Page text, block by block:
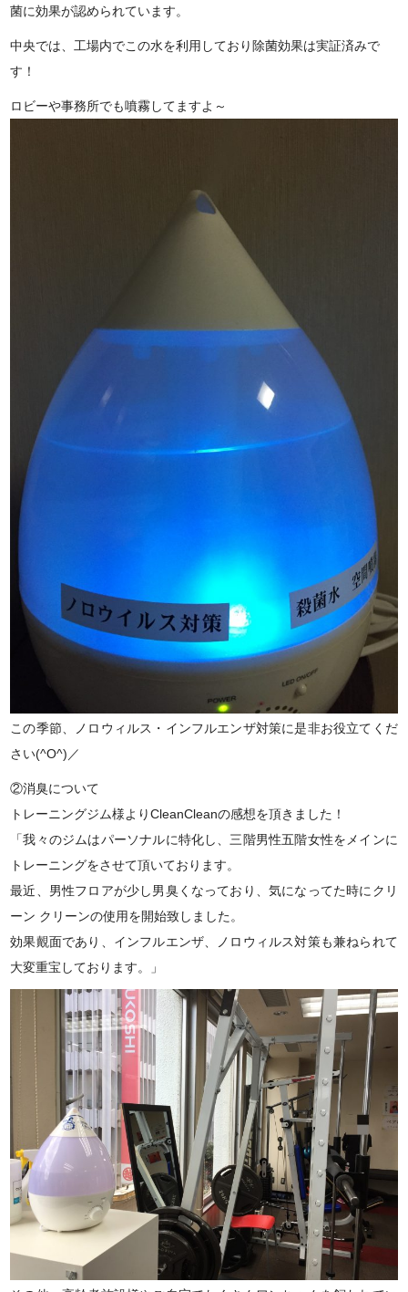
菌に効果が認められています。
中央では、工場内でこの水を利用しており除菌効果は実証済みで
す！
ロビーや事務所でも噴霧してますよ～
この季節、ノロウィルス・インフルエンザ対策に是非お役立てくだ
さい(^O^)／
②消臭について
トレーニングジム様よりCleanCleanの感想を頂きました！
「我々のジムはパーソナルに特化し、三階男性五階女性をメインに
トレーニングをさせて頂いております。
最近、男性フロアが少し男臭くなっており、気になってた時にクリ
ーン クリーンの使用を開始致しました。
効果覿面であり、インフルエンザ、ノロウィルス対策も兼ねられて
大変重宝しております。」